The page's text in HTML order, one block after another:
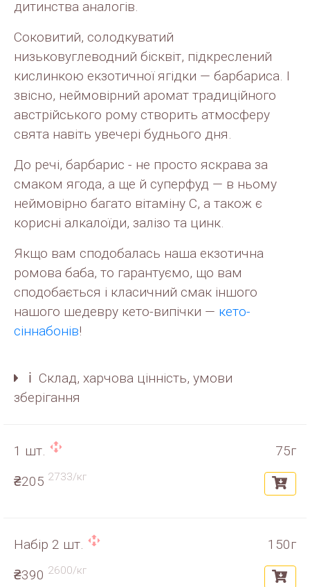
дитинства аналогів.
Соковитий, солодкуватий
низьковуглеводний бісквіт, підкреслений
кислинкою екзотичної ягідки — барбариса. І
звісно, неймовірний аромат традиційного
австрійського рому створить атмосферу
свята навіть увечері буднього дня.
До речі, барбарис - не просто яскрава за
смаком ягода, а ще й суперфуд — в ньому
неймовірно багато вітаміну C, а також є
корисні алкалоїди, залізо та цинк.
Якщо вам сподобалась наша екзотична
ромова баба, то гарантуємо, що вам
сподобається і класичний смак іншого
нашого шедевру кето-випічки — кето-
сіннабонів!
ℹ️ Склад, харчова цінність, умови
зберігання
1 шт.
75г
₴205 2733/кг
Набір 2 шт.
150г
₴390 2600/кг